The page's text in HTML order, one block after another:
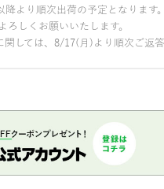
より順次出荷の予定となります。
ろしくお願いいたします。
しては、8/17(月)より順次ご返答